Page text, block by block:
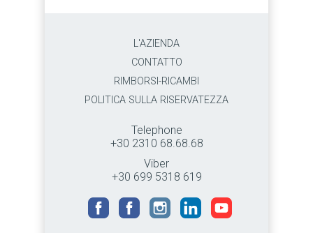
L'AZIENDA
CONTATTO
RIMBORSI-RICAMBI
POLITICA SULLA RISERVATEZZA
Telephone
+30 2310 68.68.68
Viber
+30 699 5318 619